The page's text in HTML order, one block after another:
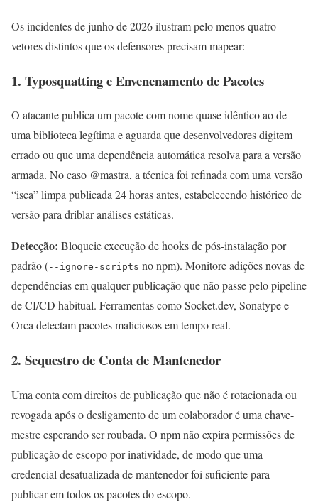
Os incidentes de junho de 2026 ilustram pelo menos quatro
vetores distintos que os defensores precisam mapear:
1. Typosquatting e Envenenamento de Pacotes
O atacante publica um pacote com nome quase idêntico ao de
uma biblioteca legítima e aguarda que desenvolvedores digitem
errado ou que uma dependência automática resolva para a versão
armada. No caso @mastra, a técnica foi refinada com uma versão
“isca” limpa publicada 24 horas antes, estabelecendo histórico de
versão para driblar análises estáticas.
Detecção: Bloqueie execução de hooks de pós-instalação por
padrão (--ignore-scripts no npm). Monitore adições novas de
dependências em qualquer publicação que não passe pelo pipeline
de CI/CD habitual. Ferramentas como Socket.dev, Sonatype e
Orca detectam pacotes maliciosos em tempo real.
2. Sequestro de Conta de Mantenedor
Uma conta com direitos de publicação que não é rotacionada ou
revogada após o desligamento de um colaborador é uma chave-
mestre esperando ser roubada. O npm não expira permissões de
publicação de escopo por inatividade, de modo que uma
credencial desatualizada de mantenedor foi suficiente para
publicar em todos os pacotes do escopo.